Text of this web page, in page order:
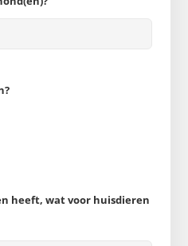
heeft, wat voor huisdieren